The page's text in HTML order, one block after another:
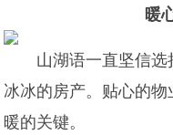
暖
山湖语一直坚信
冰冰的房产。贴心的
暖的关键。